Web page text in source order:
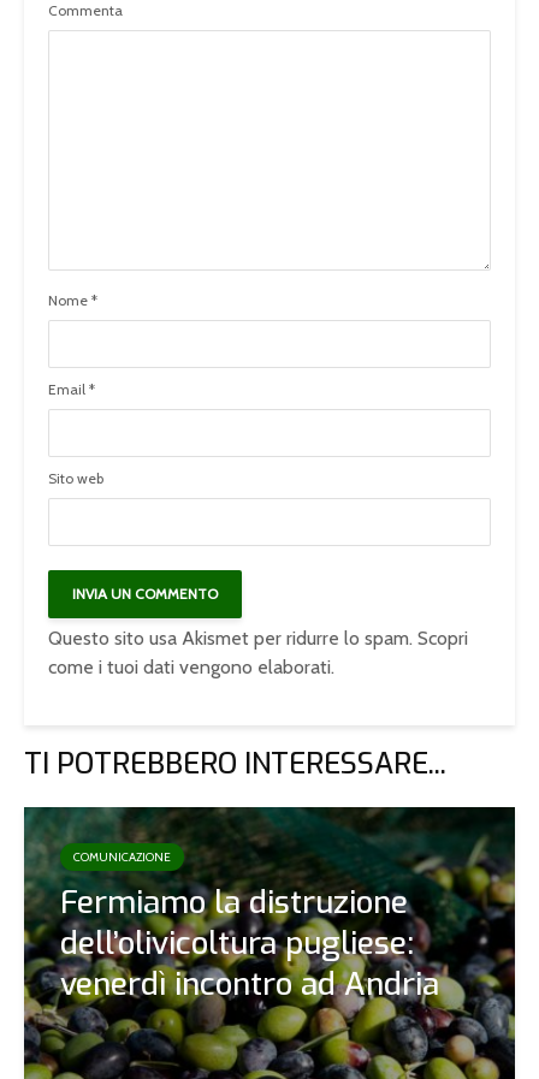
Commenta
Nome *
Email *
Sito web
Questo sito usa Akismet per ridurre lo spam. Scopri
come i tuoi dati vengono elaborati.
TI POTREBBERO INTERESSARE...
COMUNICAZIONE
Fermiamo la distruzione
dell’olivicoltura pugliese:
venerdì incontro ad Andria